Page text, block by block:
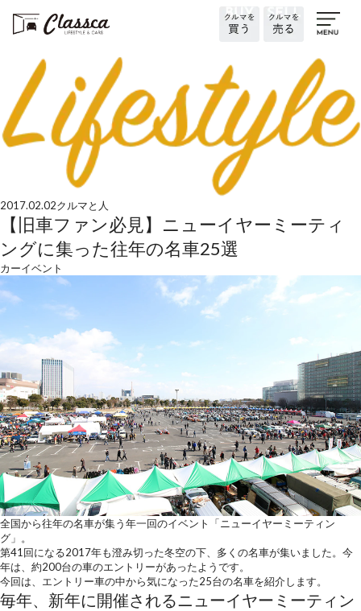
2017.02.02クルマと人
【旧車ファン必見】ニューイヤーミーティ
ングに集った往年の名車25選
カーイベント
全国から往年の名車が集う年一回のイベント「ニューイヤーミーティン
グ」。
第41回になる2017年も澄み切った冬空の下、多くの名車が集いました。今
年は、約200台の車のエントリーがあったようです。
今回は、エントリー車の中から気になった25台の名車を紹介します。
毎年、新年に開催されるニューイヤーミーティン